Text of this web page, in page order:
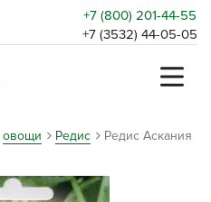
+7 (800) 201-44-55
+7 (3532) 44-05-05
овощи Редис
Редис Аскания